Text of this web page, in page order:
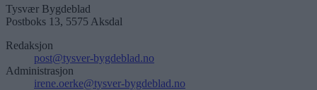
Tysvær Bygdeblad
Postboks 13, 5575 Aksdal
Redaksjon
post@tysver-bygdeblad.no
Administrasjon
irene.oerke@tysver-bygdeblad.no